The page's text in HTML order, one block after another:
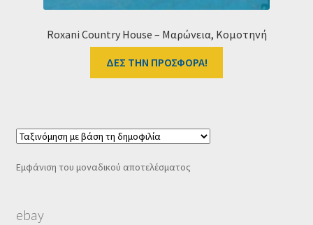
Roxani Country House – Μαρώνεια, Κομοτηνή
ΔΕΣ ΤΗΝ ΠΡΟΣΦΟΡΑ!
Εμφάνιση του μοναδικού αποτελέσματος
ebay